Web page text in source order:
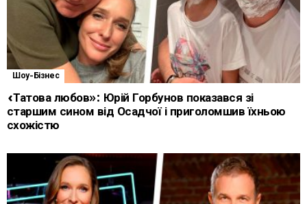
Шоу-Бізнес
«Татова любов»: Юрій Горбунов показався зі
старшим сином від Осадчої і приголомшив їхньою
схожістю